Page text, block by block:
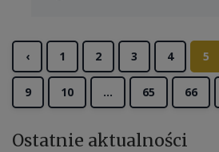
‹ 1 2 3 4 5
9 10 ... 65 66
Ostatnie aktualności